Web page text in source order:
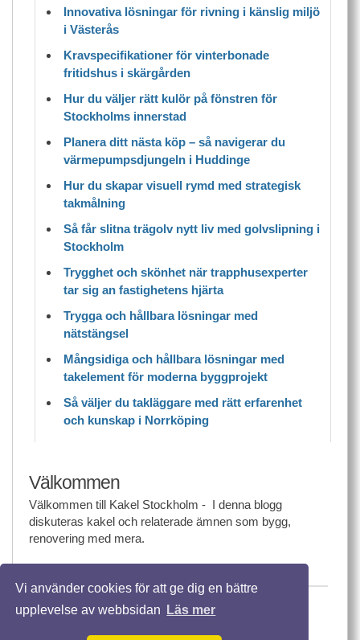
Vi använder cookies för att ge dig en bättre
upplevelse av webbsidan
Läs mer
Innovativa lösningar för rivning i känslig miljö
i Västerås
Kravspecifikationer för vinterbonade
fritidshus i skärgården
Hur du väljer rätt kulör på fönstren för
Stockholms innerstad
Planera ditt nästa köp – så navigerar du
värmepumpsdjungeln i Huddinge
Hur du skapar visuell rymd med strategisk
takmålning
Så får slitna trägolv nytt liv med golvslipning i
Stockholm
Trygghet och skönhet när trapphusexperter
tar sig an fastighetens hjärta
Trygga och hållbara lösningar med
nätstängsel
Mångsidiga och hållbara lösningar med
takelement för moderna byggprojekt
Så väljer du takläggare med rätt erfarenhet
och kunskap i Norrköping
Välkommen
Välkommen till Kakel Stockholm - I denna blogg
diskuteras kakel och relaterade ämnen som bygg,
renovering med mera.
© 2026 Kakelstockholm.nu. Alla rättigheter
förbehållna.